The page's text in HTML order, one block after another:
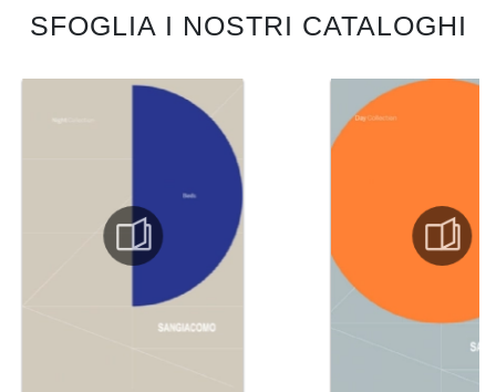
SFOGLIA I NOSTRI CATALOGHI